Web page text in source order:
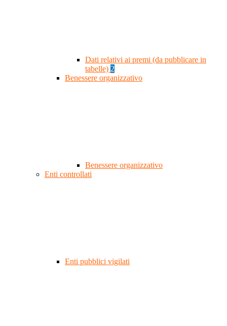
Dati relativi ai premi (da pubblicare in
tabelle) 2
Benessere organizzativo
Benessere organizzativo
Enti controllati
Enti pubblici vigilati